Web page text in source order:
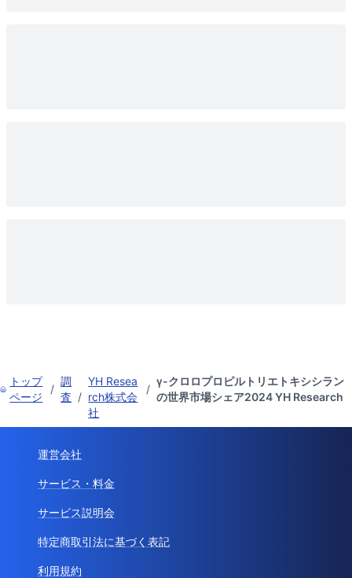
トップ
ページ
/
調
査 /
YH Resea
rch株式会
社
/
γ-クロロプロピルトリエトキシシラン
の世界市場シェア2024 YH Research
運営会社
サービス・料金
サービス説明会
特定商取引法に基づく表記
利用規約